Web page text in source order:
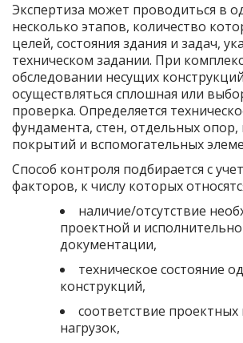
Экспертиза может проводиться в
несколько этапов, количество
целей, состояния здания и задач,
техническом задании. При
обследовании несущих
осуществляться сплошная или
проверка. Определяется
фундамента, стен, отдельных
покрытий и вспомогательных
Способ контроля подбирается с
факторов, к числу которых
наличие/отсутствие
проектной и
документации,
техническое состояние
конструкций,
соответствие проектных
нагрузок,